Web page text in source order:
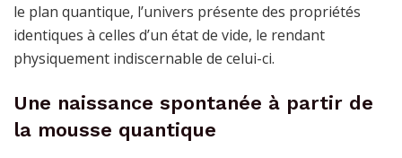
le plan quantique, l’univers présente des propriétés
identiques à celles d’un état de vide, le rendant
physiquement indiscernable de celui-ci.
Une naissance spontanée à partir de
la mousse quantique